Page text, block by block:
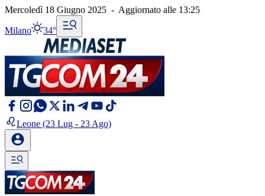
Mercoledì 18 Giugno 2025 - Aggiornato alle 13:25
Milano 34°
Leone (23 Lug - 23 Ago)